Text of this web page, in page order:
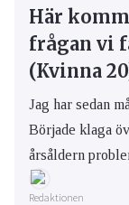
Här
frågan vi
(Kvinna
Jag har sedan
Började klaga
årsåldern
Redaktionen